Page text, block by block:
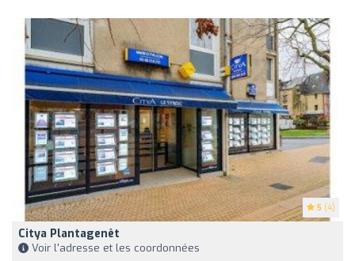
5 (4)
Citya Plantagenêt
Voir l'adresse et les coordonnées